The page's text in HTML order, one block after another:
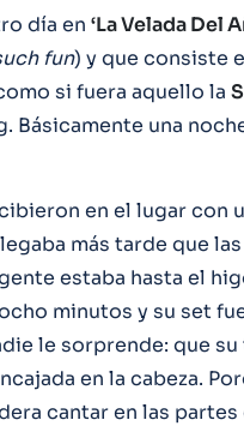
día en ‘La Velada Del
fun) y que consiste
si fuera aquello la
Básicamente una
en el lugar con
más tarde que
estaba hasta el
minutos y su set
le sorprende: que
en la cabeza.
cantar en las